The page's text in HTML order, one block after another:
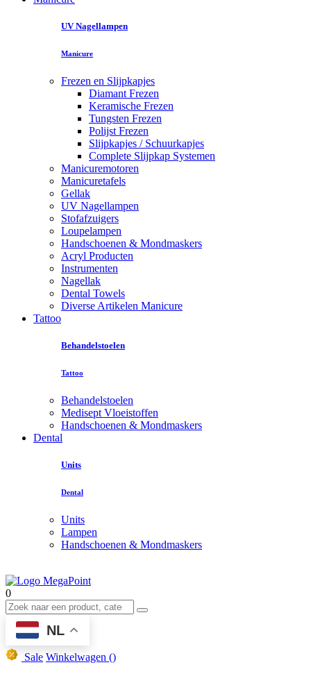
UV Nagellampen
Manicure
Frezen en Slijpkapjes
Diamant Frezen
Keramische Frezen
Tungsten Frezen
Polijst Frezen
Slijpkapjes / Schuurkapjes
Complete Slijpkap Systemen
Manicuremotoren
Manicuretafels
Gellak
UV Nagellampen
Stofafzuigers
Loupelampen
Handschoenen & Mondmaskers
Acryl Producten
Instrumenten
Nagellak
Dental Towels
Diverse Artikelen Manicure
Tattoo
Behandelstoelen
Tattoo
Behandelstoelen
Medisept Vloeistoffen
Handschoenen & Mondmaskers
Dental
Units
Dental
Units
Lampen
Handschoenen & Mondmaskers
0
NL
Sale Winkelwagen ()